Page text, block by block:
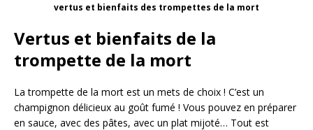
vertus et bienfaits des trompettes de la mort
Vertus et bienfaits de la
trompette de la mort
La trompette de la mort est un mets de choix ! C’est un
champignon délicieux au goût fumé ! Vous pouvez en préparer
en sauce, avec des pâtes, avec un plat mijoté… Tout est